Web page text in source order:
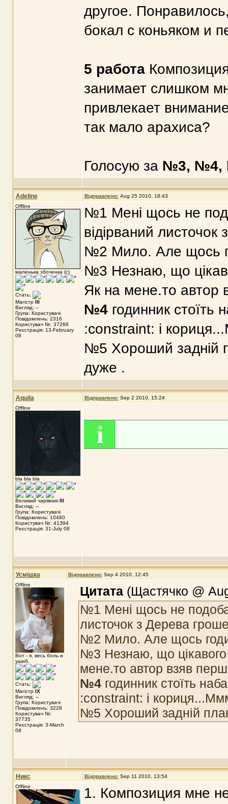
другое.
бокал с коньяком и
5 работа
занимает слишком
привлекает
так мало арахиса?
Голосую за №3, №4,
Adeline Відправлено: Aug 25 2010, 18:43
Offline
маленька збоченка (с)
Стать:
Магістр III
Вигляд: --
Група: Користувачі
Повідомлень: 2316
Користувач №: 37266
Реєстрація: 13-February
08
№1 Мені щось не
відірваний
№2 Мило. Але щось
№3 Незнаю, що
Як на мене.то автор
№4 годинник
:constraint: і
№5 Хороший задній
дуже .
Aquila Відправлено: Sep 2 2010, 15:24
Offline
bla bla bla
Великий чарівник III
Вигляд: --
Група: Користувачі
Повідомлень: 10480
Користувач №: 41394
Реєстрація: 31-July 08
i
Усмішка Відправлено: Sep 4 2010, 12:45
Offline
Вот - я, весь боль и
ушиб.
Стать:
Магістр IX
Вигляд: --
Група: Користувачі
Повідомлень: 3228
Користувач №:
37735
Реєстрація: 3-March
08
Цитата (Щастячко @
№1 Мені щось не
листочок з Дерева
№2 Мило. Але щось
№3 Незнаю, що цікавого
мене.то автор взяв
№4 годинник стоїть
:constraint: і
№5 Хороший задній
Никс Відправлено: Sep 11 2010, 13:54
Offline
1. Композиция мне